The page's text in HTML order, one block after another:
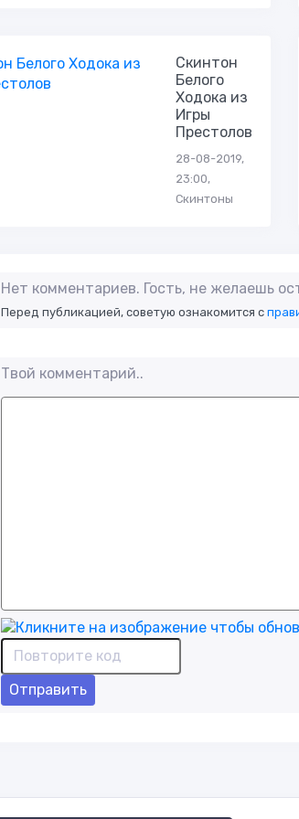
Скинтон
Белого
Ходока из
Игры
Престолов
28-08-2019,
23:00,
Скинтоны
Нет комментариев. Гость, не желаешь
Перед публикацией, советую ознакомится с
Твой комментарий..
Отправить